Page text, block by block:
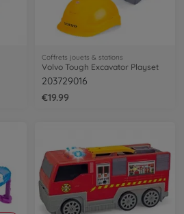
Coffrets jouets & stations
Volvo Tough Excavator Playset
203729016
€19.99